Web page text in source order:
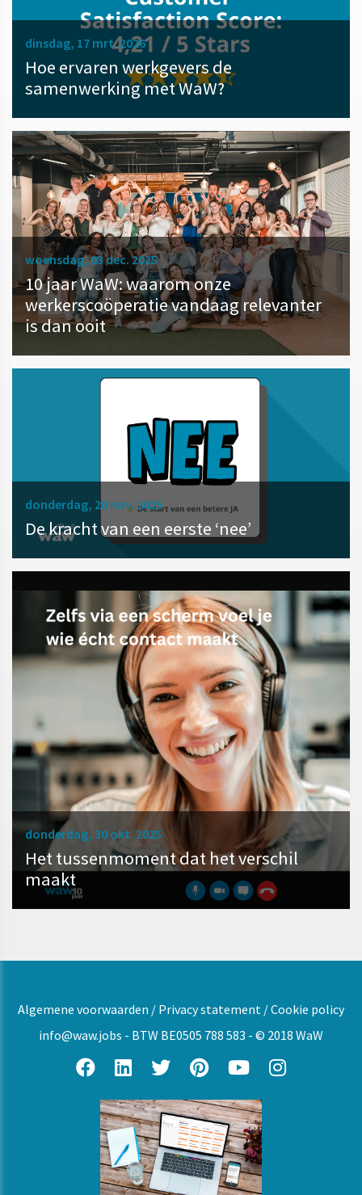
dinsdag, 17 mrt. 2026
Hoe ervaren werkgevers de
samenwerking met WaW?
woensdag, 03 dec. 2025
10 jaar WaW: waarom onze
werkerscoöperatie vandaag relevanter
is dan ooit
donderdag, 20 nov. 2025
De kracht van een eerste ‘nee’
donderdag, 30 okt. 2025
Het tussenmoment dat het verschil
maakt
Algemene voorwaarden / Privacy statement /Cookie policy
info@waw.jobs - BTW BE0505 788 583 - © 2018 WaW